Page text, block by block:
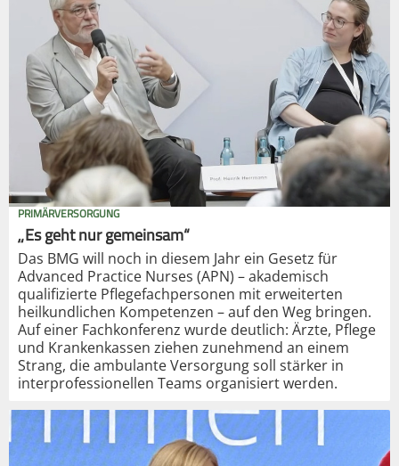
PRIMÄRVERSORGUNG
„Es geht nur gemeinsam“
Das BMG will noch in diesem Jahr ein Gesetz für
Advanced Practice Nurses (APN) – akademisch
qualifizierte Pflegefachpersonen mit erweiterten
heilkundlichen Kompetenzen – auf den Weg bringen.
Auf einer Fachkonferenz wurde deutlich: Ärzte, Pflege
und Krankenkassen ziehen zunehmend an einem
Strang, die ambulante Versorgung soll stärker in
interprofessionellen Teams organisiert werden.